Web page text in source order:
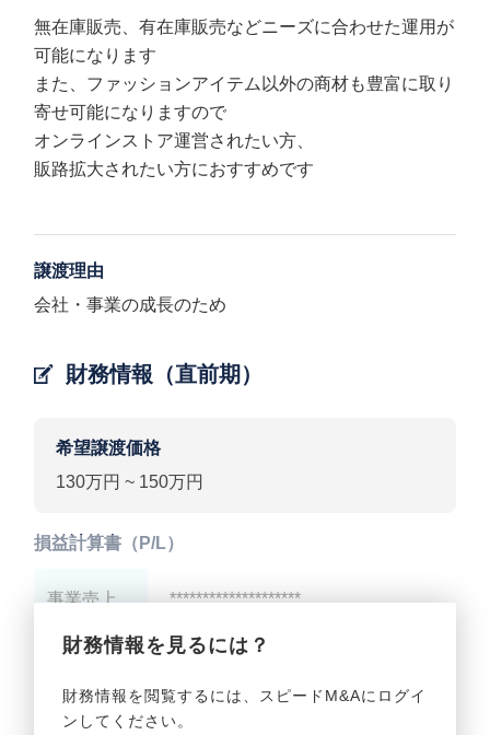
無在庫販売、有在庫販売などニーズに合わせた運用が
可能になります
また、ファッションアイテム以外の商材も豊富に取り
寄せ可能になりますので
オンラインストア運営されたい方、
販路拡大されたい方におすすめです
譲渡理由
会社・事業の成長のため
財務情報（直前期）
希望譲渡価格
130万円 ~ 150万円
財務情報を見るには？
財務情報を閲覧するには、スピードM&Aにログイ
ンしてください。
損益計算書（P/L）
事業売上 ********************
事業利益 ********************
貸借対照表（B/S）